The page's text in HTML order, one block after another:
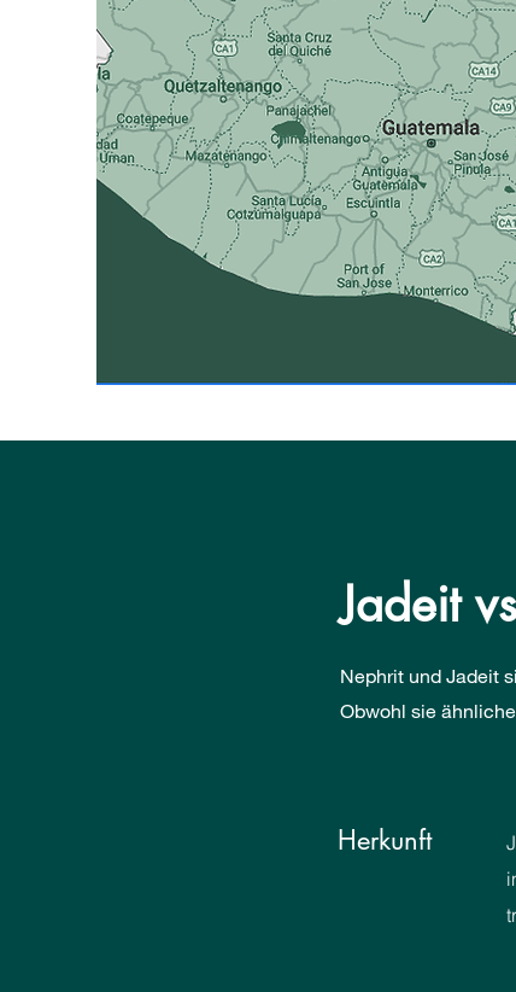
Jadeit
Nephrit und Jadeit
Obwohl sie
Herkunft